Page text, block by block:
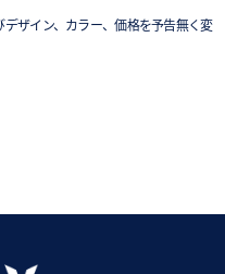
ザイン、カラー、価格を予告無く変